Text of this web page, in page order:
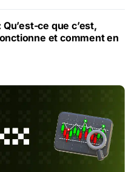
ce que c’est,
et comment en